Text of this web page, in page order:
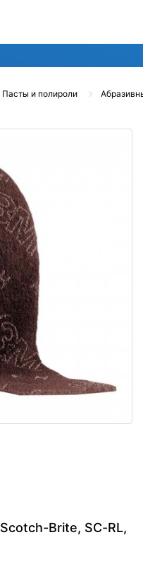
и полироли
Brite, SC-RL,